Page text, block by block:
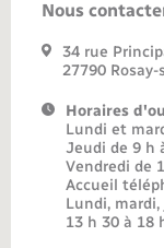
Nous
34 rue
27790
Horaires
Lundi et
Jeudi de 9 h
Vendredi de
Accueil
Lundi,
13 h 30 à 18